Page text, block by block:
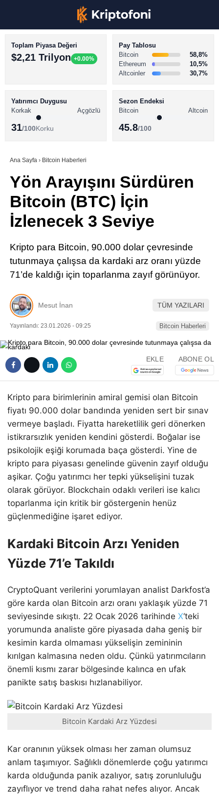
Youtube
LinkedIn
BİTCOİN HABERLERİ
ALTCOİN HABERLERİ
SÖZLÜK
Toplam Piyasa Değeri
$2,21 Trilyon +0.00%
Pay Tablosu
Bitcoin
58,8%
Ethereum
10,5%
Altcoinler
30,7%
Yatırımcı Duygusu
Korkak
Açgözlü
31/100Korku
Sezon Endeksi
Bitcoin
Altcoin
45.8/100
Ana Sayfa › Bitcoin Haberleri
Yön Arayışını Sürdüren
Bitcoin (BTC) İçin
İzlenecek 3 Seviye
Kripto para Bitcoin, 90.000 dolar çevresinde
tutunmaya çalışsa da kardaki arz oranı yüzde
71’de kaldığı için toparlanma zayıf görünüyor.
Mesut İnan TÜM YAZILARI
Yayınlandı: 23.01.2026 - 09:25 Bitcoin Haberleri
EKLE ABONE OL
Kripto para birimlerinin amiral gemisi olan Bitcoin
fiyatı 90.000 dolar bandında yeniden sert bir sınav
vermeye başladı. Fiyatta hareketlilik geri dönerken
istikrarsızlık yeniden kendini gösterdi. Boğalar ise
psikolojik eşiği korumada baça gösterdi. Yine de
kripto para piyasası genelinde güvenin zayıf olduğu
aşikar. Çoğu yatırımcı her tepki yükselişini tuzak
olarak görüyor. Blockchain odaklı verileri ise kalıcı
toparlanma için kritik bir göstergenin henüz
güçlenmediğine işaret ediyor.
Kardaki Bitcoin Arzı Yeniden
Yüzde 71’e Takıldı
CryptoQuant verilerini yorumlayan analist Darkfost’a
göre karda olan Bitcoin arzı oranı yaklaşık yüzde 71
seviyesinde sıkıştı. 22 Ocak 2026 tarihinde X‘teki
yorumunda analiste göre piyasada daha geniş bir
kesimin karda olmaması yükselişin zemininin
kırılgan kalmasına neden oldu. Çünkü yatırımcıların
önemli kısmı zarar bölgesinde kalınca en ufak
panikte satış baskısı hızlanabiliyor.
Bitcoin Kardaki Arz Yüzdesi
Kar oranının yüksek olması her zaman olumsuz
anlam taşımıyor. Sağlıklı dönemlerde çoğu yatırımcı
karda olduğunda panik azalıyor, satış zorunluluğu
zayıflıyor ve trend daha rahat nefes alıyor. Ancak